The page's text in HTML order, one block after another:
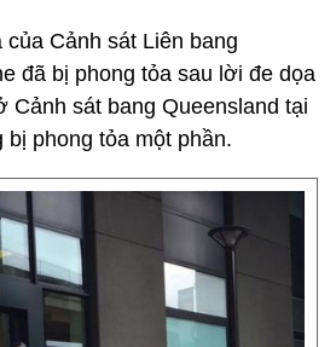
của Cảnh sát Liên bang
đã bị phong tỏa sau lời đe dọa
Cảnh sát bang Queensland tại
bị phong tỏa một phần.